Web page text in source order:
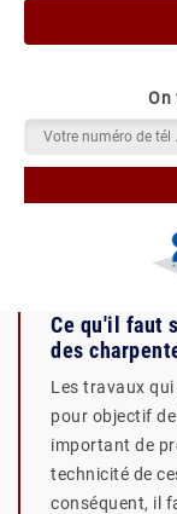
On
Ce qu'il faut
des
Les travaux
pour objectif
important de
technicité de
conséquent, il